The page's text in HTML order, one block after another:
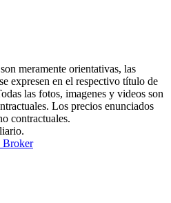
meramente orientativas, las
expresen en el respectivo título de
las fotos, imagenes y videos son
Los precios enunciados
contractuales.
Broker